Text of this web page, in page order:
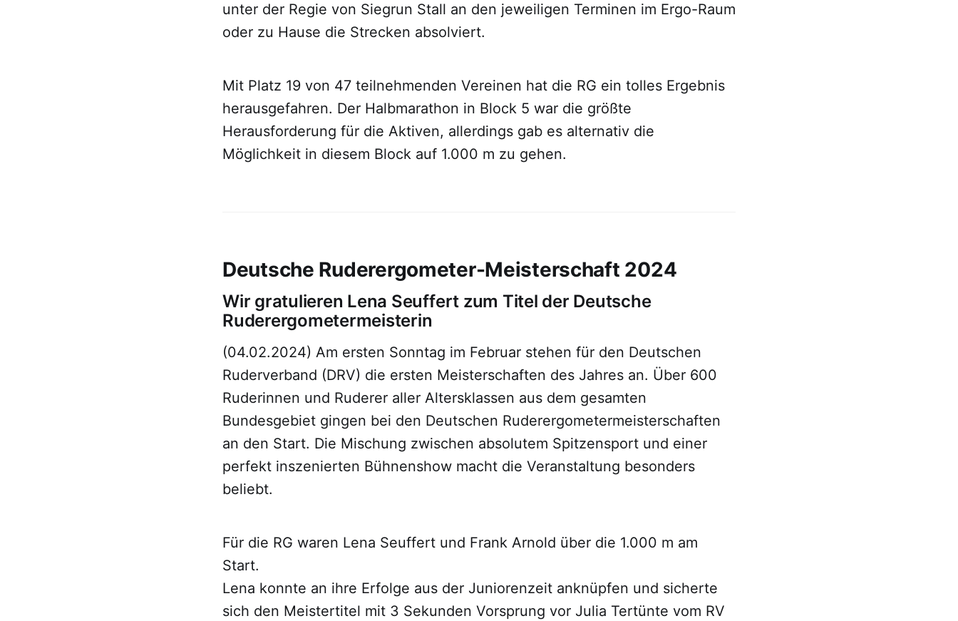
unter der Regie von Siegrun Stall an den jeweiligen Terminen im Ergo-Raum
oder zu Hause die Strecken absolviert.
Mit Platz 19 von 47 teilnehmenden Vereinen hat die RG ein tolles Ergebnis
herausgefahren. Der Halbmarathon in Block 5 war die größte
Herausforderung für die Aktiven, allerdings gab es alternativ die
Möglichkeit in diesem Block auf 1.000 m zu gehen.
Deutsche Ruderergometer-Meisterschaft 2024
Wir gratulieren Lena Seuffert zum Titel der Deutsche
Ruderergometermeisterin
(04.02.2024) Am ersten Sonntag im Februar stehen für den Deutschen
Ruderverband (DRV) die ersten Meisterschaften des Jahres an. Über 600
Ruderinnen und Ruderer aller Altersklassen aus dem gesamten
Bundesgebiet gingen bei den Deutschen Ruderergometermeisterschaften
an den Start. Die Mischung zwischen absolutem Spitzensport und einer
perfekt inszenierten Bühnenshow macht die Veranstaltung besonders
beliebt.
Für die RG waren Lena Seuffert und Frank Arnold über die 1.000 m am
Start.
Lena konnte an ihre Erfolge aus der Juniorenzeit anknüpfen und sicherte
sich den Meistertitel mit 3 Sekunden Vorsprung vor Julia Tertünte vom RV